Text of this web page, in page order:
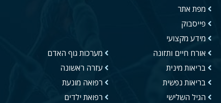
מפת אתר
פייסבוק
מידע מקצועי
אורח חיים ותזונה
בריאות מינית
בריאות נפשית
הגיל השלישי
מערכות גוף האדם
עזרה ראשונה
רפואה מונעת
רפואת ילדים